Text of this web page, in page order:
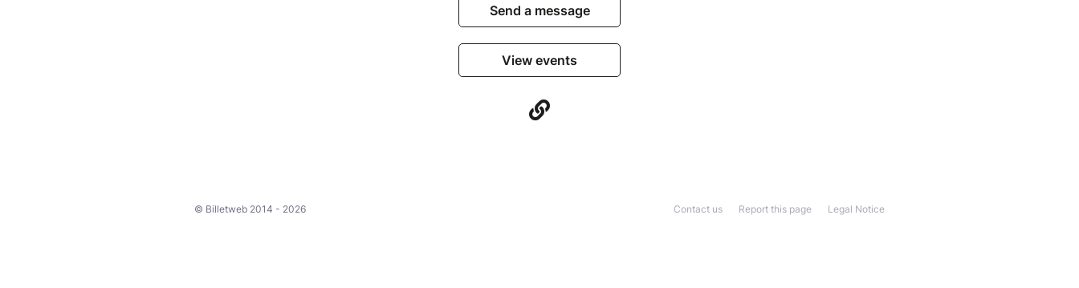
Send a message
View events
© Billetweb 2014 - 2026 Legal Notice
Report this page
Contact us